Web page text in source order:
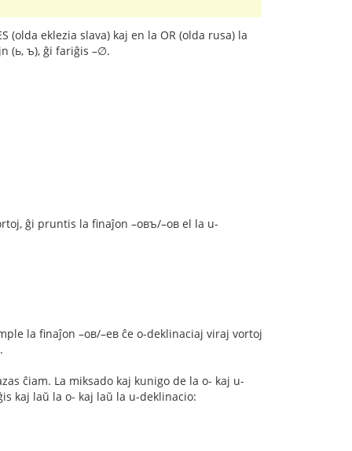
(olda eklezia slava) kaj en la OR (olda rusa) la
(ь, ъ), ĝi fariĝis –∅.
ĝi pruntis la finaĵon –овъ/–ов el la u-
la finaĵon –ов/–ев ĉe o-deklinaciaj viraj vortoj
ĉiam. La miksado kaj kunigo de la o- kaj u-
kaj laŭ la o- kaj laŭ la u-deklinacio: